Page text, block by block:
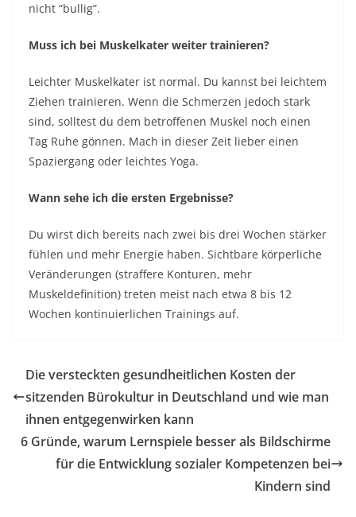
nicht “bullig”.
Muss ich bei Muskelkater weiter trainieren?
Leichter Muskelkater ist normal. Du kannst bei leichtem
Ziehen trainieren. Wenn die Schmerzen jedoch stark
sind, solltest du dem betroffenen Muskel noch einen
Tag Ruhe gönnen. Mach in dieser Zeit lieber einen
Spaziergang oder leichtes Yoga.
Wann sehe ich die ersten Ergebnisse?
Du wirst dich bereits nach zwei bis drei Wochen stärker
fühlen und mehr Energie haben. Sichtbare körperliche
Veränderungen (straffere Konturen, mehr
Muskeldefinition) treten meist nach etwa 8 bis 12
Wochen kontinuierlichen Trainings auf.
Die versteckten gesundheitlichen Kosten der
sitzenden Bürokultur in Deutschland und wie man
ihnen entgegenwirken kann
6 Gründe, warum Lernspiele besser als Bildschirme
für die Entwicklung sozialer Kompetenzen bei
Kindern sind